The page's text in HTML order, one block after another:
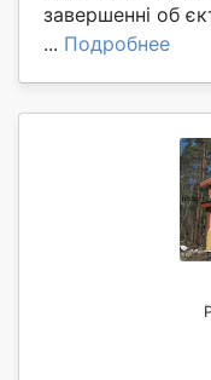
завершенні об
... Подробнее